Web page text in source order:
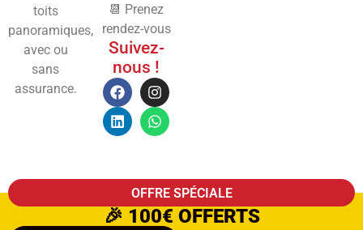
toits
panoramiques,
avec ou
sans
assurance.
📆 Prenez
rendez-vous
Suivez-
nous !
OFFRE SPÉCIALE
🎉 100€ OFFERTS